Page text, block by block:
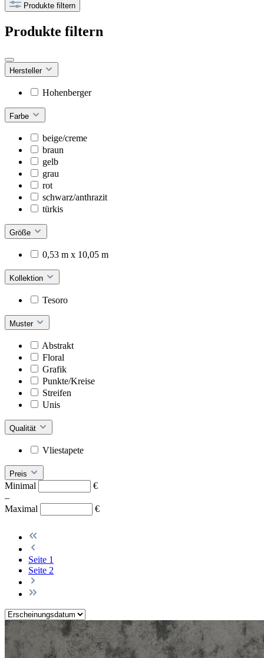
Produkte filtern
Produkte filtern
Hersteller
Hohenberger
Farbe
beige/creme
braun
gelb
grau
rot
schwarz/anthrazit
türkis
Größe
0,53 m x 10,05 m
Kollektion
Tesoro
Muster
Abstrakt
Floral
Grafik
Punkte/Kreise
Streifen
Unis
Qualität
Vliestapete
Preis
Minimal
€
–
Maximal
€
Seite 1
Seite 2